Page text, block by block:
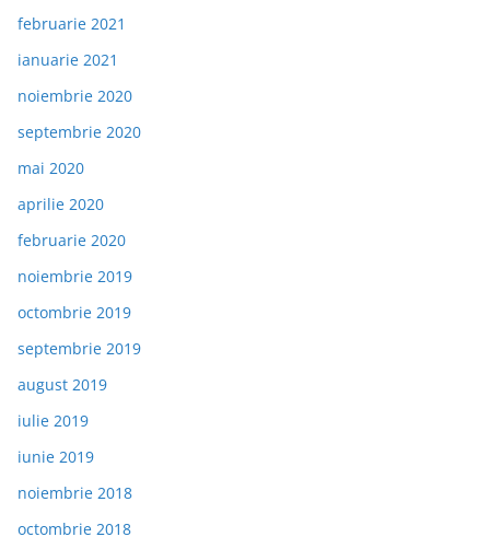
februarie 2021
ianuarie 2021
noiembrie 2020
septembrie 2020
mai 2020
aprilie 2020
februarie 2020
noiembrie 2019
octombrie 2019
septembrie 2019
august 2019
iulie 2019
iunie 2019
noiembrie 2018
octombrie 2018